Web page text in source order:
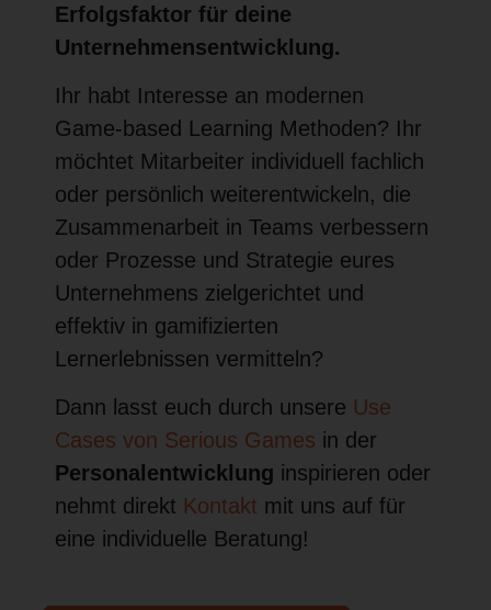
Erfolgsfaktor für deine
Unternehmensentwicklung.
Ihr habt Interesse an modernen
Game-based Learning Methoden? Ihr
möchtet Mitarbeiter individuell fachlich
oder persönlich weiterentwickeln, die
Zusammenarbeit in Teams verbessern
oder Prozesse und Strategie eures
Unternehmens zielgerichtet und
effektiv in gamifizierten
Lernerlebnissen vermitteln?
Dann lasst euch durch unsere Use
Cases von Serious Games in der
Personalentwicklung inspirieren oder
nehmt direkt Kontakt mit uns auf für
eine individuelle Beratung!